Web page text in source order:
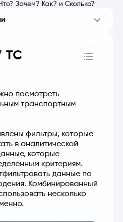
Зачем? Как? и Сколько?
ТС
посмотреть
транспортным
фильтры, которые
в аналитической
которые
критериям.
данные по
Комбинированный
несколько